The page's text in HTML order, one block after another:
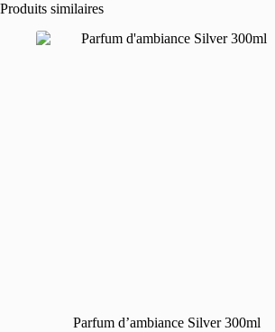
Produits similaires
Parfum d’ambiance Silver 300ml